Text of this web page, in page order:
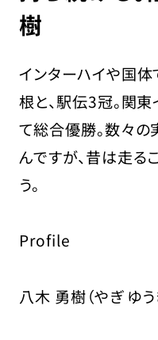
樹
インターハイや国体
根と、駅伝3冠。関
て総合優勝。数々
んですが、昔は走る
う。
Profile
八木 勇樹（やぎ ゆ
採用担当の方はこちら
プライバシーポリシ